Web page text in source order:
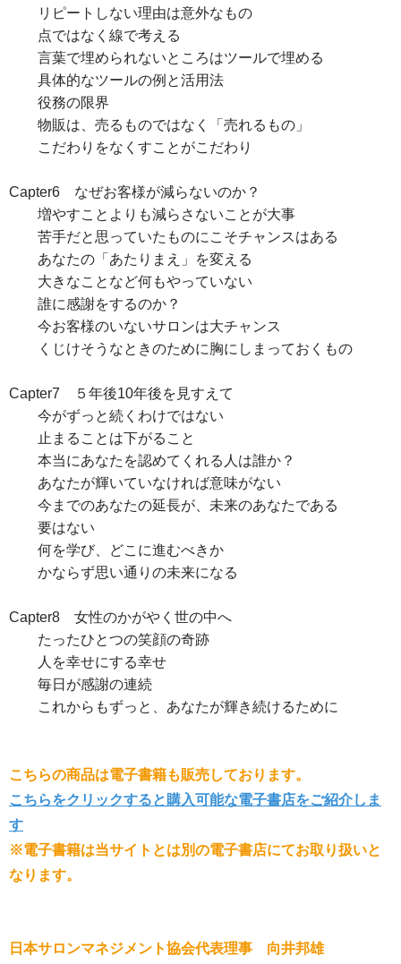
リピートしない理由は意外なもの
点ではなく線で考える
言葉で埋められないところはツールで埋める
具体的なツールの例と活用法
役務の限界
物販は、売るものではなく「売れるもの」
こだわりをなくすことがこだわり
Capter6 なぜお客様が減らないのか？
増やすことよりも減らさないことが大事
苦手だと思っていたものにこそチャンスはある
あなたの「あたりまえ」を変える
大きなことなど何もやっていない
誰に感謝をするのか？
今お客様のいないサロンは大チャンス
くじけそうなときのために胸にしまっておくもの
Capter7 ５年後10年後を見すえて
今がずっと続くわけではない
止まることは下がること
本当にあなたを認めてくれる人は誰か？
あなたが輝いていなければ意味がない
今までのあなたの延長が、未来のあなたである
要はない
何を学び、どこに進むべきか
かならず思い通りの未来になる
Capter8 女性のかがやく世の中へ
たったひとつの笑顔の奇跡
人を幸せにする幸せ
毎日が感謝の連続
これからもずっと、あなたが輝き続けるために
こちらの商品は電子書籍も販売しております。
こちらをクリックすると購入可能な電子書店をご紹介しま
す
※電子書籍は当サイトとは別の電子書店にてお取り扱いと
なります。
日本サロンマネジメント協会代表理事 向井邦雄